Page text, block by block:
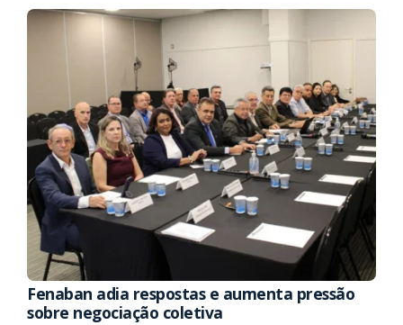
Fenaban adia respostas e aumenta pressão
sobre negociação coletiva